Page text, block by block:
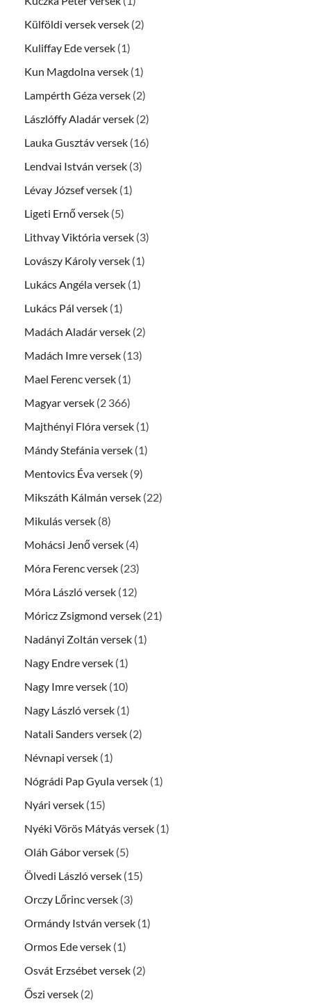
Külföldi versek versek (2)
Kuliffay Ede versek (1)
Kun Magdolna versek (1)
Lampérth Géza versek (2)
Lászlóffy Aladár versek (2)
Lauka Gusztáv versek (16)
Lendvai István versek (3)
Lévay József versek (1)
Ligeti Ernő versek (5)
Lithvay Viktória versek (3)
Lovászy Károly versek (1)
Lukács Angéla versek (1)
Lukács Pál versek (1)
Madách Aladár versek (2)
Madách Imre versek (13)
Mael Ferenc versek (1)
Magyar versek (2 366)
Majthényi Flóra versek (1)
Mándy Stefánia versek (1)
Mentovics Éva versek (9)
Mikszáth Kálmán versek (22)
Mikulás versek (8)
Mohácsi Jenő versek (4)
Móra Ferenc versek (23)
Móra László versek (12)
Móricz Zsigmond versek (21)
Nadányi Zoltán versek (1)
Nagy Endre versek (1)
Nagy Imre versek (10)
Nagy László versek (1)
Natali Sanders versek (2)
Névnapi versek (1)
Nógrádi Pap Gyula versek (1)
Nyári versek (15)
Nyéki Vörös Mátyás versek (1)
Oláh Gábor versek (5)
Ölvedi László versek (15)
Orczy Lőrinc versek (3)
Ormándy István versek (1)
Ormos Ede versek (1)
Osvát Erzsébet versek (2)
Őszi versek (2)